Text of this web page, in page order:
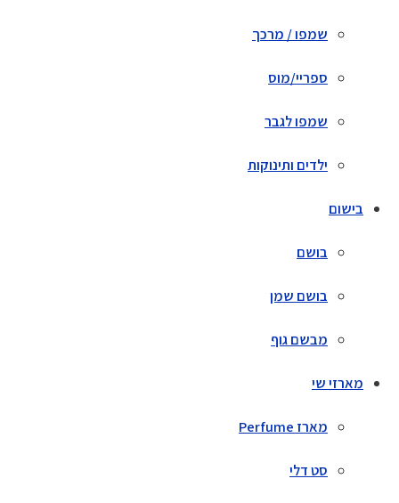
שמפו / מרכך
ספריי/מוס
שמפו לגבר
ילדים ותינוקות
בישום
בושם
בושם שמן
מבשם גוף
מארזי שי
מארז Perfume
סט דלי